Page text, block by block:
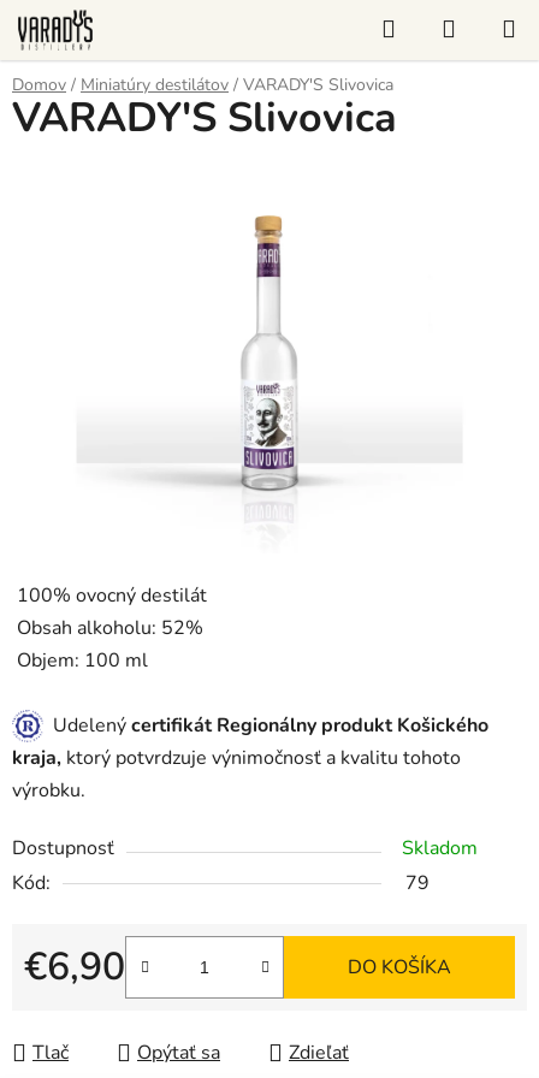
Prejsť
na
obsah
Hľadať
KOŠÍK
Domov / Miniatúry destilátov / VARADY'S Slivovica
100% ovocný destilát
Obsah alkoholu: 52%
Objem: 100 ml
Udelenýcertifikát Regionálny produkt Košického
kraja, ktorý potvrdzuje výnimočnosť a kvalitu tohoto
výrobku.
Dostupnosť
Skladom
Kód:
79
€6,90
Jednotková cena:
DO KOŠÍKA
Tlač Opýtať sa Zdieľať
VARADY'S Slivovica